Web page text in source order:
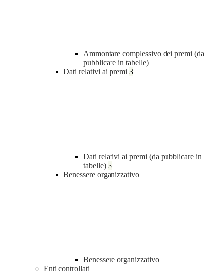
Ammontare complessivo dei premi (da
pubblicare in tabelle)
Dati relativi ai premi 3
Dati relativi ai premi (da pubblicare in
tabelle) 3
Benessere organizzativo
Benessere organizzativo
Enti controllati